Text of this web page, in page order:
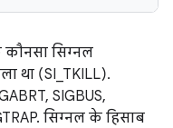
सिग्नल
था (SI_TKILL).
SIGBUS,
सिग्नल के हिसाब